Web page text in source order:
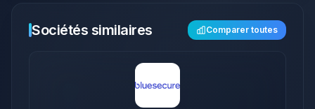
Sociétés similaires Comparer toutes